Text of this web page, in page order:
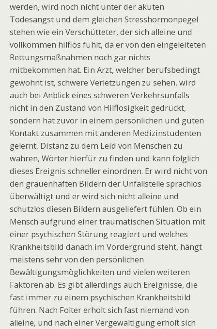
werden, wird noch nicht unter der akuten
Todesangst und dem gleichen Stresshormonpegel
stehen wie ein Verschütteter, der sich alleine und
vollkommen hilflos fühlt, da er von den eingeleiteten
Rettungsmaßnahmen noch gar nichts
mitbekommen hat. Ein Arzt, welcher berufsbedingt
gewohnt ist, schwere Verletzungen zu sehen, wird
auch bei Anblick eines schweren Verkehrsunfalls
nicht in den Zustand von Hilflosigkeit gedrückt,
sondern hat zuvor in einem persönlichen und guten
Kontakt zusammen mit anderen Medizinstudenten
gelernt, Distanz zu dem Leid von Menschen zu
wahren, Wörter hierfür zu finden und kann folglich
dieses Ereignis schneller einordnen. Er wird nicht von
den grauenhaften Bildern der Unfallstelle sprachlos
überwältigt und er wird sich nicht alleine und
schutzlos diesen Bildern ausgeliefert fühlen. Ob ein
Mensch aufgrund einer traumatischen Situation mit
einer psychischen Störung reagiert und welches
Krankheitsbild danach im Vordergrund steht, hängt
meistens sehr von den persönlichen
Bewältigungsmöglichkeiten und vielen weiteren
Faktoren ab. Es gibt allerdings auch Ereignisse, die
fast immer zu einem psychischen Krankheitsbild
führen. Nach Folter erholt sich fast niemand von
alleine, und nach einer Vergewaltigung erholt sich